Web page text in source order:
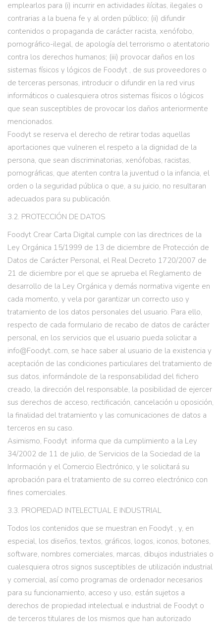
emplearlos para (i) incurrir en actividades ilícitas, ilegales o
contrarias a la buena fe y al orden público; (ii) difundir
contenidos o propaganda de carácter racista, xenófobo,
pornográfico-ilegal, de apología del terrorismo o atentatorio
contra los derechos humanos; (iii) provocar daños en los
sistemas físicos y lógicos de Foodyt , de sus proveedores o
de terceras personas, introducir o difundir en la red virus
informáticos o cualesquiera otros sistemas físicos o lógicos
que sean susceptibles de provocar los daños anteriormente
mencionados.
Foodyt se reserva el derecho de retirar todas aquellas
aportaciones que vulneren el respeto a la dignidad de la
persona, que sean discriminatorias, xenófobas, racistas,
pornográficas, que atenten contra la juventud o la infancia, el
orden o la seguridad pública o que, a su juicio, no resultaran
adecuados para su publicación.
3.2. PROTECCIÓN DE DATOS
Foodyt Crear Carta Digital cumple con las directrices de la
Ley Orgánica 15/1999 de 13 de diciembre de Protección de
Datos de Carácter Personal, el Real Decreto 1720/2007 de
21 de diciembre por el que se aprueba el Reglamento de
desarrollo de la Ley Orgánica y demás normativa vigente en
cada momento, y vela por garantizar un correcto uso y
tratamiento de los datos personales del usuario. Para ello,
respecto de cada formulario de recabo de datos de carácter
personal, en los servicios que el usuario pueda solicitar a
info@Foodyt..com, se hace saber al usuario de la existencia y
aceptación de las condiciones particulares del tratamiento de
sus datos, informándole de la responsabilidad del fichero
creado, la dirección del responsable, la posibilidad de ejercer
sus derechos de acceso, rectificación, cancelación u oposición,
la finalidad del tratamiento y las comunicaciones de datos a
terceros en su caso.
Asimismo, Foodyt informa que da cumplimiento a la Ley
34/2002 de 11 de julio, de Servicios de la Sociedad de la
Información y el Comercio Electrónico, y le solicitará su
aprobación para el tratamiento de su correo electrónico con
fines comerciales.
3.3. PROPIEDAD INTELECTUAL E INDUSTRIAL
Todos los contenidos que se muestran en Foodyt , y, en
especial, los diseños, textos, gráficos, logos, iconos, botones,
software, nombres comerciales, marcas, dibujos industriales o
cualesquiera otros signos susceptibles de utilización industrial
y comercial, así como programas de ordenador necesarios
para su funcionamiento, acceso y uso, están sujetos a
derechos de propiedad intelectual e industrial de Foodyt o
de terceros titulares de los mismos que han autorizado